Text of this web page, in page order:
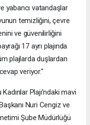
yabancı vatandaşlar
temizliğini, çevre
ve güvenilirliğini
17 ayrı plajında
plajlarda duşlardan
veriyor."
Kadınlar Plajı'ndaki mavi
Nuri Cengiz ve
Şube Müdürlüğü